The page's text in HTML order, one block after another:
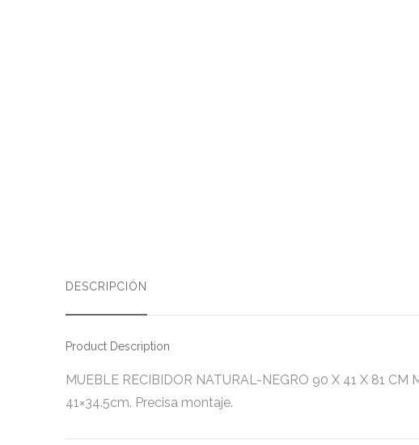
DESCRIPCIÓN
Product Description
MUEBLE RECIBIDOR NATURAL-NEGRO 90 X 41 X 81
41×34.5cm. Precisa montaje.